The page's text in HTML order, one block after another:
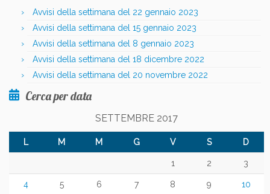
Avvisi della settimana del 22 gennaio 2023
Avvisi della settimana del 15 gennaio 2023
Avvisi della settimana del 8 gennaio 2023
Avvisi della settimana del 18 dicembre 2022
Avvisi della settimana del 20 novembre 2022
Cerca per data
SETTEMBRE 2017
L M M G V S D
1 2 3
4 5 6 7 8 9 10